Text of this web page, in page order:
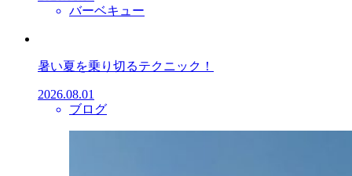
バーベキュー
暑い夏を乗り切るテクニック！
2026.08.01
ブログ